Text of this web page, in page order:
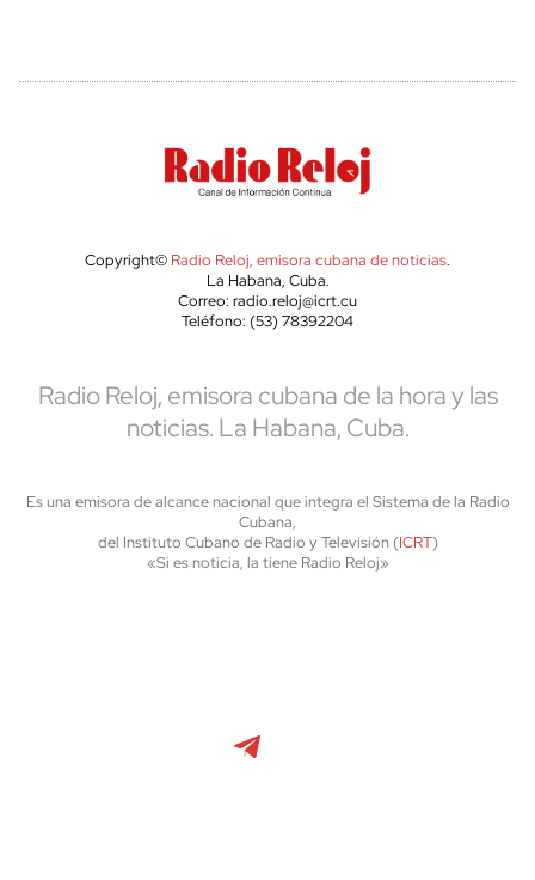
Copyright© Radio Reloj, emisora cubana de noticias.
La Habana, Cuba.
Correo: radio.reloj@icrt.cu
Teléfono: (53) 78392204
Radio Reloj, emisora cubana de la hora y las
noticias. La Habana, Cuba.
Es una emisora de alcance nacional que integra el Sistema de la Radio
Cubana,
del Instituto Cubano de Radio y Televisión (ICRT)
«Si es noticia, la tiene Radio Reloj»